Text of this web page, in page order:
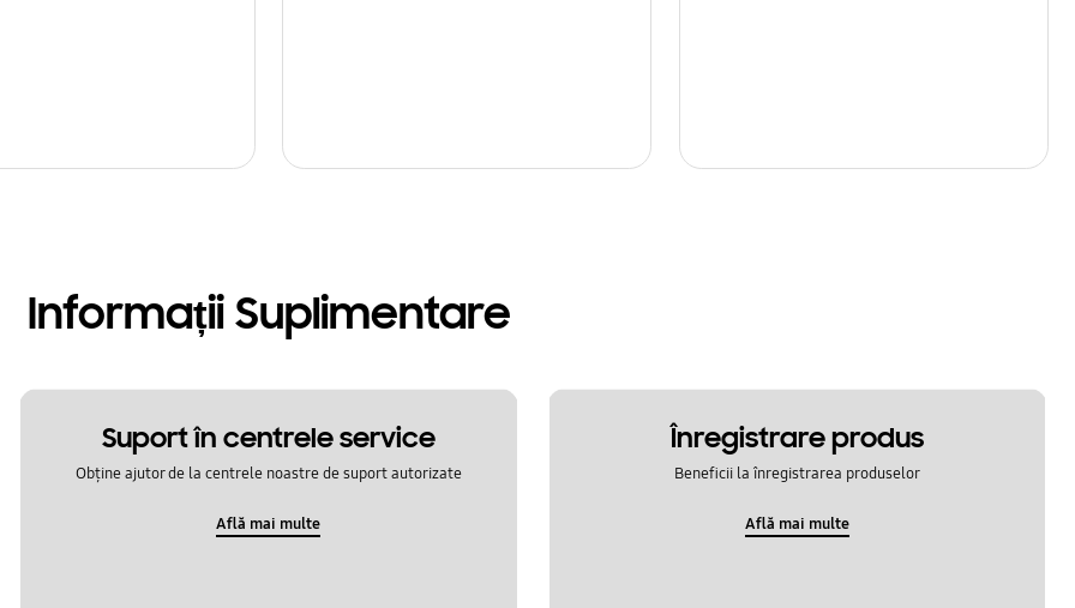
Informații Suplimentare
Suport în centrele service
Obține ajutor de la centrele noastre de suport autorizate
Află mai multe
Înregistrare produs
Beneficii la înregistrarea produselor
Află mai multe